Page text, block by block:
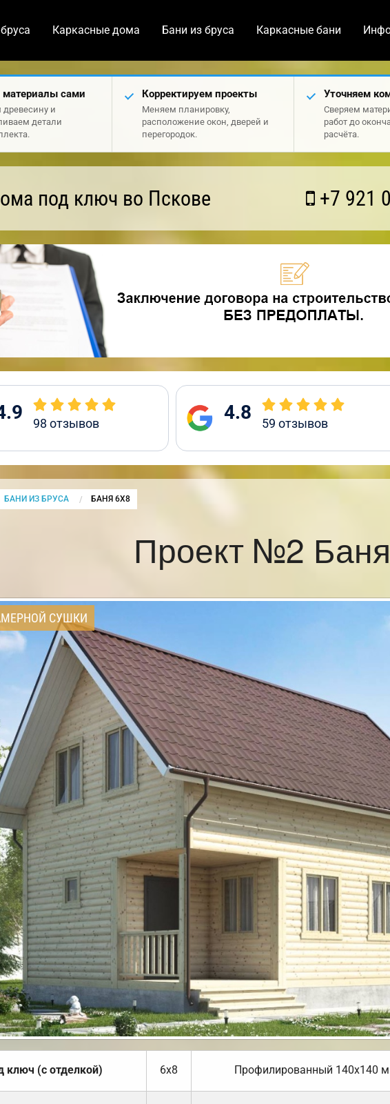
Каркасные дома Бани из бруса Каркасные бани
материалы сами
и
детали
Корректируем проекты
Меняем планировку,
расположение окон, дверей и
перегородок.
Уточняем
Сверяем
работ до
расчёта.
под ключ во Пскове +7 921
98 отзывов 4.8 59 отзывов
БАНИ ИЗ БРУСА CURRENT:
БАНЯ 6Х8
Проект №2
СУШКИ
ключ (с отделкой) 6х8 Профилированный 140х140